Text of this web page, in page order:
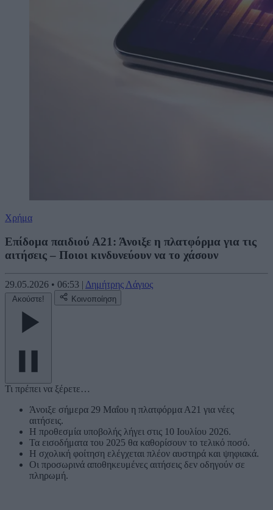
Χρήμα
Επίδομα παιδιού Α21: Άνοιξε η πλατφόρμα για τις
αιτήσεις – Ποιοι κινδυνεύουν να το χάσουν
29.05.2026 • 06:53 | Δημήτρης Λάγιος
Ακούστε! Κοινοποίηση
Τι πρέπει να ξέρετε…
Άνοιξε σήμερα 29 Μαΐου η πλατφόρμα Α21 για νέες
αιτήσεις.
Η προθεσμία υποβολής λήγει στις 10 Ιουλίου 2026.
Τα εισοδήματα του 2025 θα καθορίσουν το τελικό ποσό.
Η σχολική φοίτηση ελέγχεται πλέον αυστηρά και ψηφιακά.
Οι προσωρινά αποθηκευμένες αιτήσεις δεν οδηγούν σε
πληρωμή.